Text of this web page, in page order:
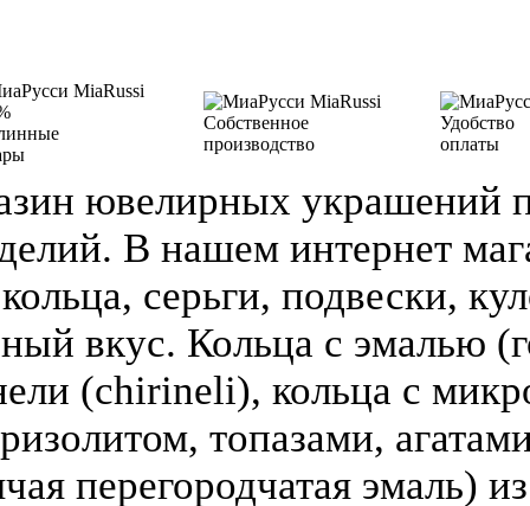
Собственное
производство
Удобство
оплаты
ювелирных украшений
В нашем интернет
серьги, подвески,
вкус. Кольца с эмалью
(chirineli), кольца с
топазами,
перегородчатая эмаль)